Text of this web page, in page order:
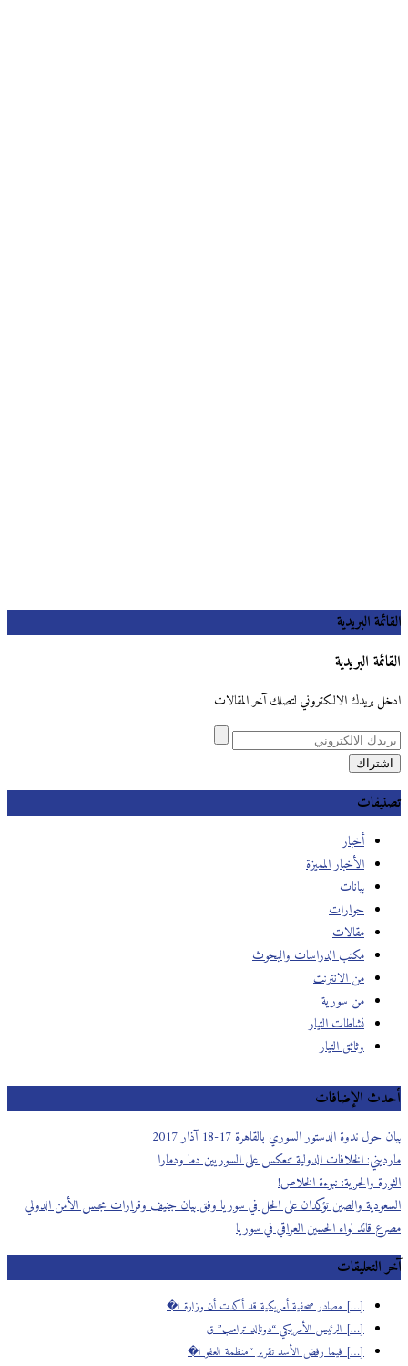
القائمة البريدية
القائمة البريدية
ادخل بريدك الالكتروني لتصلك آخر المقالات
تصنيفات
أخبار
الأخبار المميزة
بيانات
حوارات
مقالات
مكتب الدراسات والبحوث
من الانترنت
من سورية
نشاطات التيار
وثائق التيار
أحدث الإضافات
بيان حول ندوة الدستور السوري بالقاهرة 17-18 آذار 2017
مارديني: الخلافات الدولية تنعكس على السوريين دما ودمارا
الثورة والحرية: نبوءة الخلاص!
السعودية والصين تؤكدان على الحل في سوريا وفق بيان جنيف وقرارات مجلس الأمن الدولي
مصرع قائد لواء الحسين العراقي في سوريا
آخر التعليقات
[…] مصادر صحفية أمريكية قد أكدت أن وزارة ا�
[…] الرئيس الأمريكي “دونالد ترامب” ق
[…] فيما رفض الأسد تقرير “منظمة العفو ا�